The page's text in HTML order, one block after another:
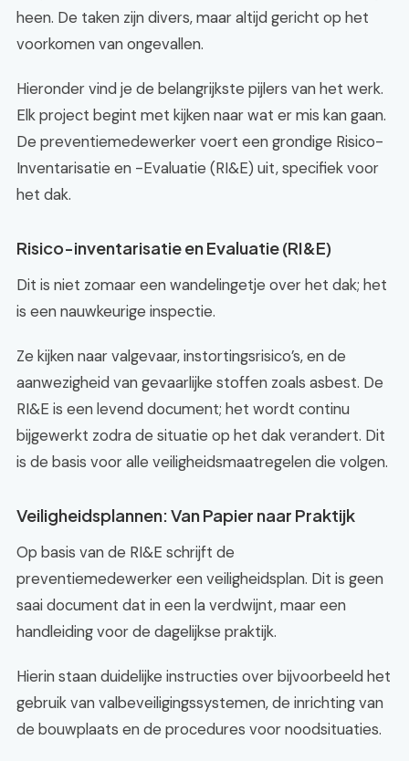
heen. De taken zijn divers, maar altijd gericht op het
voorkomen van ongevallen.
Hieronder vind je de belangrijkste pijlers van het werk.
Elk project begint met kijken naar wat er mis kan gaan.
De preventiemedewerker voert een grondige Risico-
Inventarisatie en -Evaluatie (RI&E) uit, specifiek voor
het dak.
Risico-inventarisatie en Evaluatie (RI&E)
Dit is niet zomaar een wandelingetje over het dak; het
is een nauwkeurige inspectie.
Ze kijken naar valgevaar, instortingsrisico’s, en de
aanwezigheid van gevaarlijke stoffen zoals asbest. De
RI&E is een levend document; het wordt continu
bijgewerkt zodra de situatie op het dak verandert. Dit
is de basis voor alle veiligheidsmaatregelen die volgen.
Veiligheidsplannen: Van Papier naar Praktijk
Op basis van de RI&E schrijft de
preventiemedewerker een veiligheidsplan. Dit is geen
saai document dat in een la verdwijnt, maar een
handleiding voor de dagelijkse praktijk.
Hierin staan duidelijke instructies over bijvoorbeeld het
gebruik van valbeveiligingssystemen, de inrichting van
de bouwplaats en de procedures voor noodsituaties.